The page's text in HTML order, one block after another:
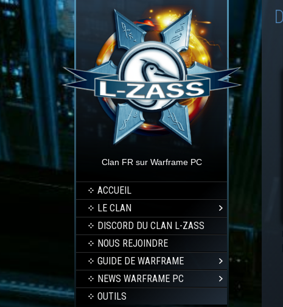
Clan FR sur Warframe PC
ACCUEIL
LE CLAN
DISCORD DU CLAN L-ZASS
NOUS REJOINDRE
GUIDE DE WARFRAME
NEWS WARFRAME PC
OUTILS